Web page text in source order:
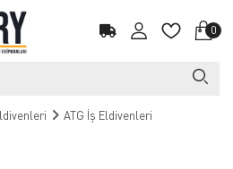
0
ATG İş Eldivenleri